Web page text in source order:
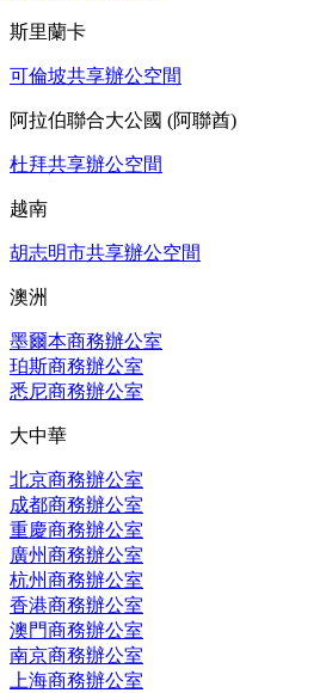
斯里蘭卡
可倫坡共享辦公空間
阿拉伯聯合大公國 (阿聯酋)
杜拜共享辦公空間
越南
胡志明市共享辦公空間
澳洲
墨爾本商務辦公室
珀斯商務辦公室
悉尼商務辦公室
大中華
北京商務辦公室
成都商務辦公室
重慶商務辦公室
廣州商務辦公室
杭州商務辦公室
香港商務辦公室
澳門商務辦公室
南京商務辦公室
上海商務辦公室